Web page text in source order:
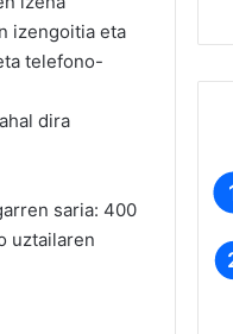
izengoitia eta
telefono-
dira
saria: 400
uztailaren